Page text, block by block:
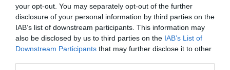
your opt-out. You may separately opt-out of the further
disclosure of your personal information by third parties on the
IAB’s list of downstream participants. This information may
also be disclosed by us to third parties on the IAB’s List of
Downstream Participants that may further disclose it to other